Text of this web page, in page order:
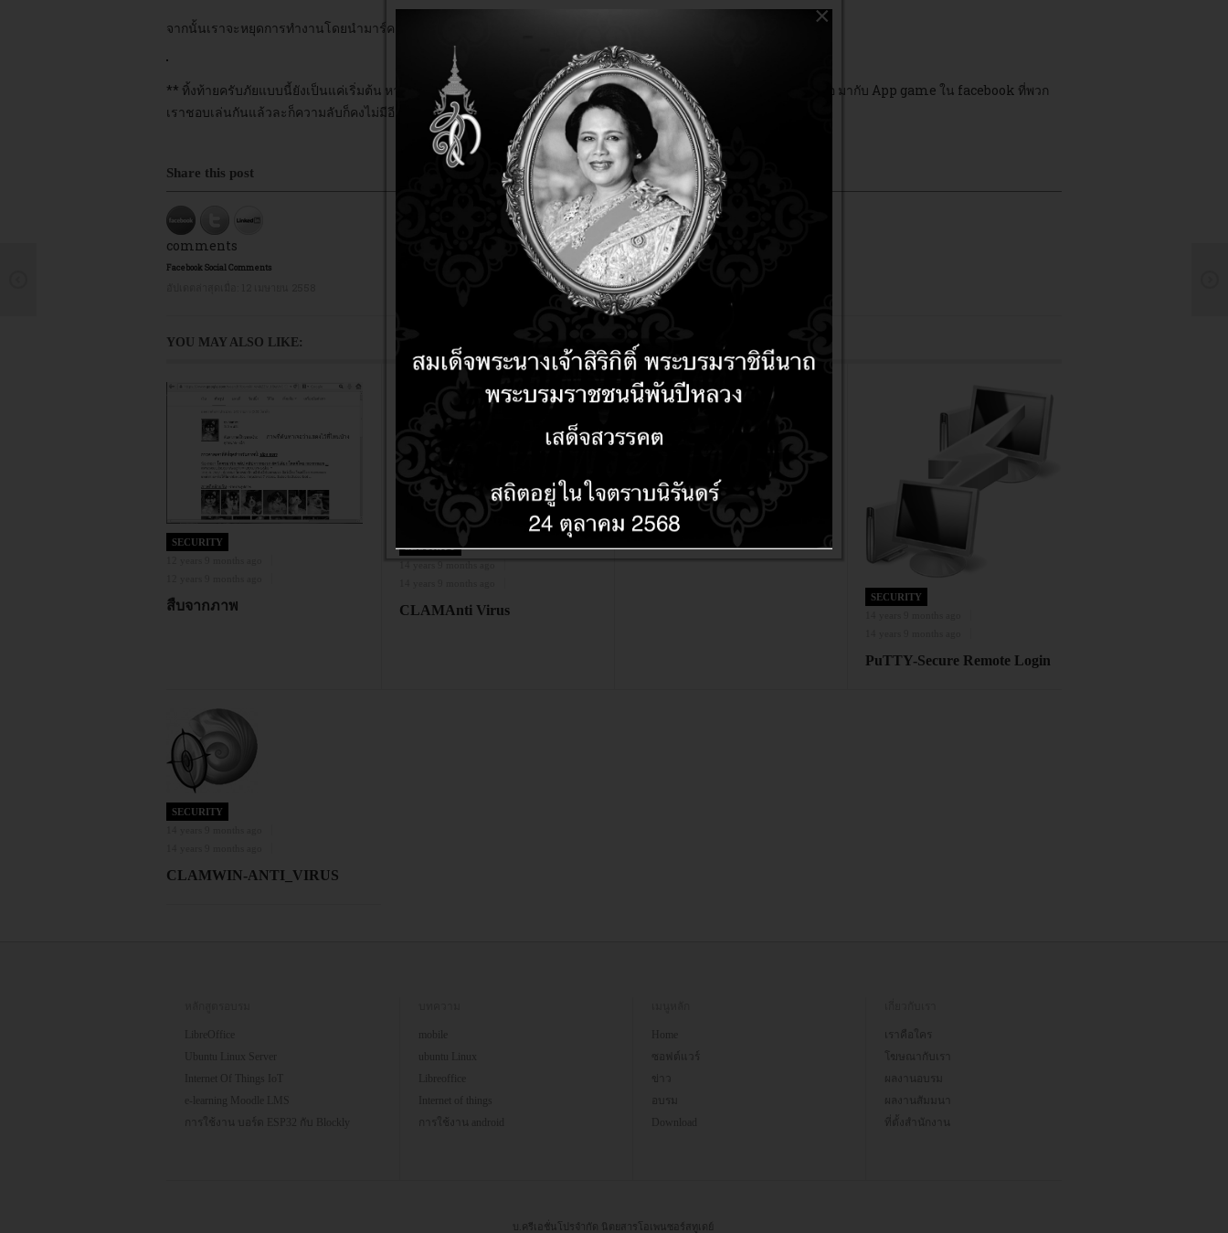
จากนั้นเราจะหยุดการทำงานโดยนำมาร์คตัวเลือกออกไปหรือคลิกถังขยะไปเลย
** ทิ้งท้ายครับภัยแบบนี้ยังเป็นแค่เริ่มต้น หากต่อไปมีการแอบติดตั้ง Add-on ขโมยข้อมูลแฝงมากับซอฟต์แวร์เถื่อนต่าง ๆ หรือ มากับ App game ใน facebook ที่พวก
เราชอบเล่นกันแล้วละก็ความลับก็คงไม่มีอีกต่อไป ควรเข้ามาตรวจสอบ Add-on กันบ่อยๆครับ
Share this post
comments
Facebook Social Comments
YOU MAY ALSO LIKE:
SECURITY
สืบจากภาพ
SECURITY
CLAMAnti Virus
14 years 9 months ago
14 years 9 months ago
ZeNMap
SECURITY
PuTTY-Secure Remote Login
SECURITY
CLAMWIN-ANTI_VIRUS
LibreOffice
Ubuntu Linux Server
Internet Of Things IoT
e-learning Moodle LMS
การใช้งาน บอร์ด ESP32 กับ Blockly
mobile
ubuntu Linux
Internet of things
การใช้งาน android
Home
ซอฟต์แวร์
ข่าว
อบรม
Download
เราคือใคร
โฆษณากับเรา
ผลงานอบรม
ผลงานสัมมนา
ที่ตั้งสำนักงาน
บ.ครีเอชั่นโปรจำกัด นิตยสารโอเพนซอร์สทูเดย์
×